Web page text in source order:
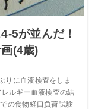
5が並んだ！
(4歳)
りに血液検査をしま
ルギー血液検査の結
の食物経口負荷試験